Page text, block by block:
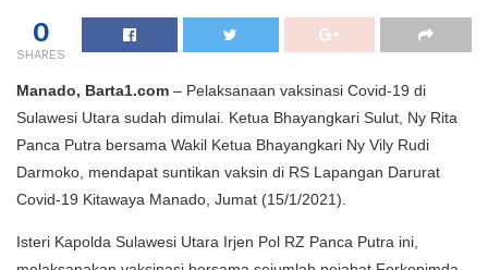
0
SHARES
Manado, Barta1.com – Pelaksanaan vaksinasi Covid-19 di
Sulawesi Utara sudah dimulai. Ketua Bhayangkari Sulut, Ny Rita
Panca Putra bersama Wakil Ketua Bhayangkari Ny Vily Rudi
Darmoko, mendapat suntikan vaksin di RS Lapangan Darurat
Covid-19 Kitawaya Manado, Jumat (15/1/2021).
Isteri Kapolda Sulawesi Utara Irjen Pol RZ Panca Putra ini,